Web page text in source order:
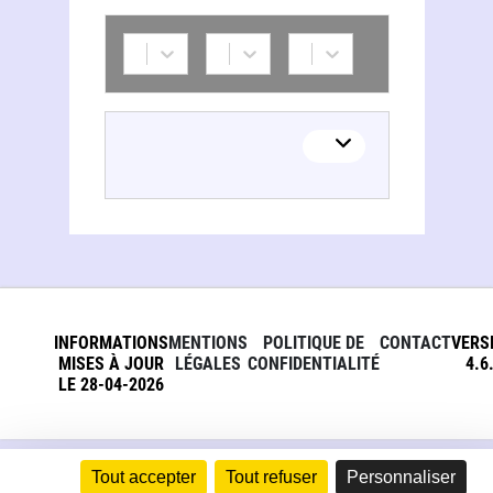
Tout accepter Tout refuser Personnaliser
INFORMATIONS
MISES À JOUR
LE 28-04-2026
MENTIONS
LÉGALES
POLITIQUE DE
CONFIDENTIALITÉ
CONTACT